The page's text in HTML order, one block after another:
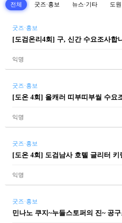
전체 굿즈·홍보 뉴스·기타 도
굿즈·홍보
[도검온리4회] 구, 신간 수요조사합
익명
굿즈·홍보
[도온 4회] 올캐러 띠부띠부씰 수요
익명
굿즈·홍보
[도온 4회] 도검남사 호텔 글리터
익명
굿즈·홍보
민나노 쿠지~누들스토퍼의 진~ 공